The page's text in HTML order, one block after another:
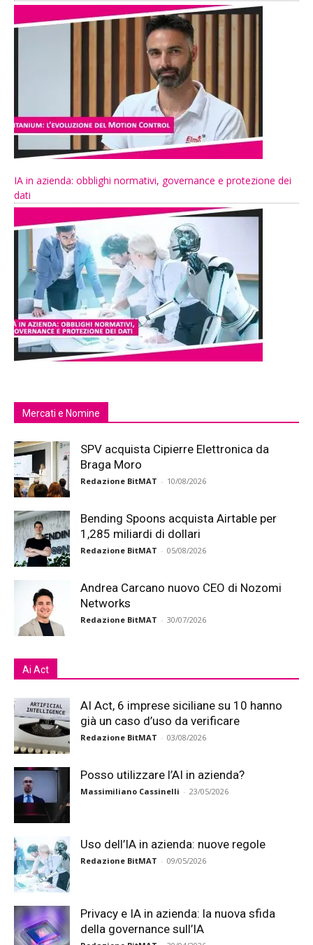
IA in azienda: obblighi normativi, governance e protezione dei
dati
Mercati e Nomine
SPV acquista Cipierre Elettronica da
Braga Moro
Redazione BitMAT - 10/08/2026
Bending Spoons acquista Airtable per
1,285 miliardi di dollari
Redazione BitMAT - 05/08/2026
Andrea Carcano nuovo CEO di Nozomi
Networks
Redazione BitMAT - 30/07/2026
Ai Act
AI Act, 6 imprese siciliane su 10 hanno
già un caso d’uso da verificare
Redazione BitMAT - 03/08/2026
Posso utilizzare l’AI in azienda?
Massimiliano Cassinelli - 23/05/2026
Uso dell’IA in azienda: nuove regole
Redazione BitMAT - 09/05/2026
Privacy e IA in azienda: la nuova sfida
della governance sull’IA